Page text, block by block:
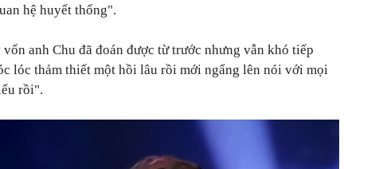
hệ huyết thống".
anh Chu đã đoán được từ trước nhưng vẫn khó tiếp
lóc thảm thiết một hồi lâu rồi mới ngẩng lên nói với mọi
rồi".